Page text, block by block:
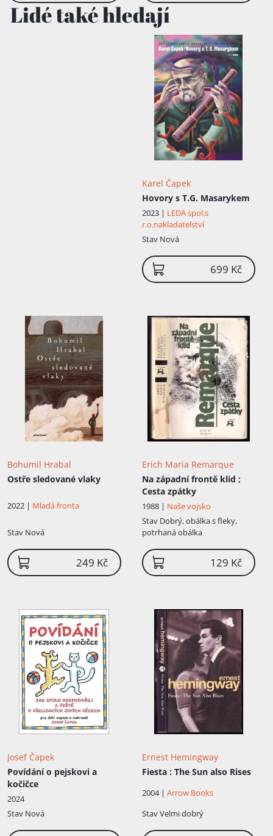
Lidé také hledají
Karel Čapek
Hovory s T.G. Masarykem
2023 | LEDA spol.s
r.o.nakladatelství
Stav Nová
699 Kč
Bohumil Hrabal
Ostře sledované vlaky
2022 | Mladá fronta
Stav Nová
249 Kč
Erich Maria Remarque
Na západní frontě klid ;
Cesta zpátky
1988 | Naše vojsko
Stav Dobrý, obálka s fleky,
potrhaná obálka
129 Kč
Josef Čapek
Povídání o pejskovi a
kočičce
2024
Stav Nová
Ernest Hemingway
Fiesta : The Sun also Rises
2004 | Arrow Books
StavVelmi dobrý